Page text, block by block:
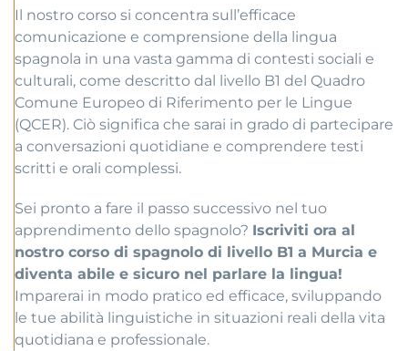
Il nostro corso si concentra sull’efficace
comunicazione e comprensione della lingua
spagnola in una vasta gamma di contesti sociali e
culturali, come descritto dal livello B1 del Quadro
Comune Europeo di Riferimento per le Lingue
(QCER). Ciò significa che sarai in grado di partecipare
a conversazioni quotidiane e comprendere testi
scritti e orali complessi.
Sei pronto a fare il passo successivo nel tuo
apprendimento dello spagnolo? Iscriviti ora al
nostro corso di spagnolo di livello B1 a Murcia e
diventa abile e sicuro nel parlare la lingua!
Imparerai in modo pratico ed efficace, sviluppando
le tue abilità linguistiche in situazioni reali della vita
quotidiana e professionale.